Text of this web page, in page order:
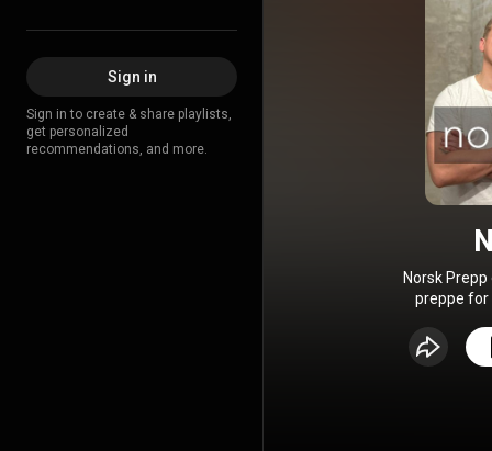
Sign in
Sign in to create & share playlists,
get personalized
recommendations, and more.
Norsk
preppe for